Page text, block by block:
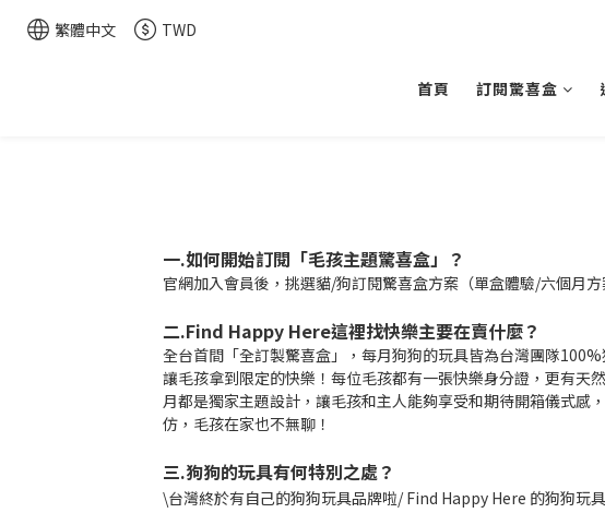
繁體中文 TWD
首頁 訂閱驚喜盒
一.如何開始訂閱 「毛孩主題驚喜盒」？
官網加入會員後，挑選貓/狗訂閱驚喜盒方案（單盒體驗/六個月
二.Find Happy Here這裡找快樂主要在賣什麼？
全台首間「全訂製驚喜盒」，每月狗狗的玩具皆為台灣團隊
讓毛孩拿到限定的快樂！每位毛孩都有一張快樂身分證，更有天
月都是獨家主題設計，讓毛孩和主人能夠享受和期待開箱儀式
仿，毛孩在家也不無聊！
三.狗狗的玩具有何特別之處？
\台灣終於有自己的狗狗玩具品牌啦/ Find Happy Here 的狗狗玩